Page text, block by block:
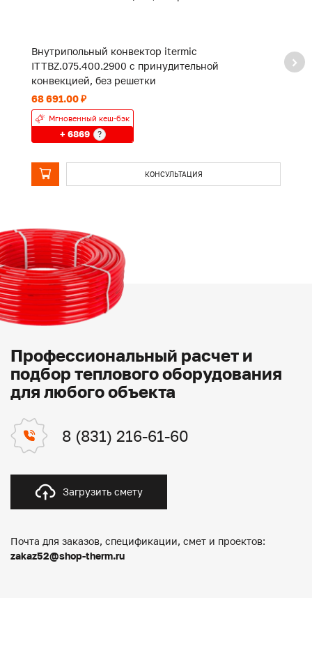
Внутрипольный конвектор itermic
ITTBZ.075.400.2900 с принудительной
конвекцией, без решетки
68 691.00 ₽
Мгновенный кеш-бэк
+ 6869 ?
КОНСУЛЬТАЦИЯ
Профессиональный расчет и
подбор теплового оборудования
для любого объекта
8 (831) 216-61-60
Загрузить смету
Почта для заказов, спецификации, смет и проектов:
zakaz52@shop-therm.ru